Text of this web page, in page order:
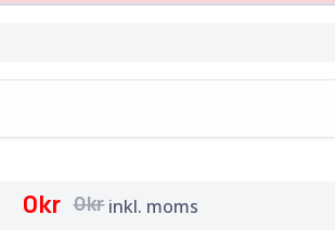
0kr 0kr inkl. moms